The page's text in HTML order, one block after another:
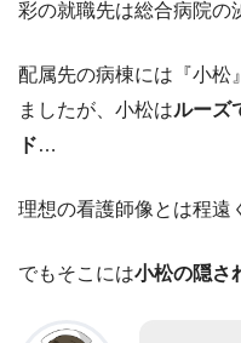
彩の就職先は総合病院の
配属先の病棟には『小松
ましたが、小松はルーズ
ド…
理想の看護師像とは程遠
でもそこには小松の隠さ